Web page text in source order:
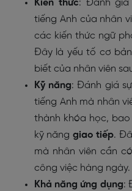
Kiến thức: Đánh giá
tiếng Anh của nhân
các kiến thức ngữ
Đây là yếu tố cơ
biết của nhân viên
Kỹ năng: Đánh giá
tiếng Anh mà nhân
thành khóa học, bao
kỹ năng giao tiếp.
mà nhân viên cần
công việc hàng ngày.
Khả năng ứng dụng: